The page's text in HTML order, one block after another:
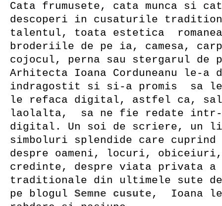
Cata frumusete, cata munca si
descoperi in cusaturile
talentul, toata estetica
broderiile de pe ia, camesa,
cojocul, perna sau stergarul de
Arhitecta Ioana Corduneanu le-a
indragostit si si-a promis sa le
le refaca digital, astfel ca,
laolalta, sa ne fie redate intr-
digital. Un soi de scriere, un
simboluri splendide care
despre oameni, locuri,
credinte, despre viata privata a
traditionale din ultimele sute
pe blogul Semne cusute, Ioana le